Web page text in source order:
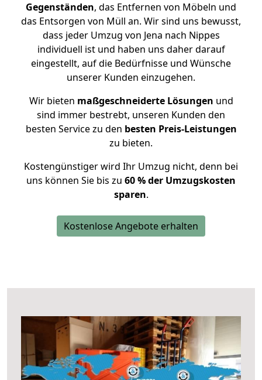
Gegenständen, das Entfernen von Möbeln und
das Entsorgen von Müll an. Wir sind uns bewusst,
dass jeder Umzug von Jena nach Nippes
individuell ist und haben uns daher darauf
eingestellt, auf die Bedürfnisse und Wünsche
unserer Kunden einzugehen.
Wir bieten maßgeschneiderte Lösungen und
sind immer bestrebt, unseren Kunden den
besten Service zu den besten Preis-Leistungen
zu bieten.
Kostengünstiger wird Ihr Umzug nicht, denn bei
uns können Sie bis zu 60 % der Umzugskosten
sparen.
Kostenlose Angebote erhalten